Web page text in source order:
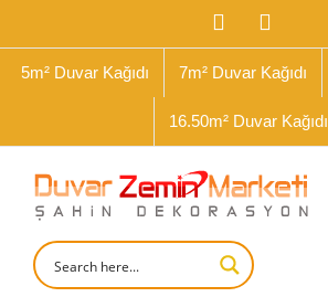
Facebook
5m² Duvar Kağıdı 7m² Duvar Kağıdı
16.50m² Duvar Kağıdı